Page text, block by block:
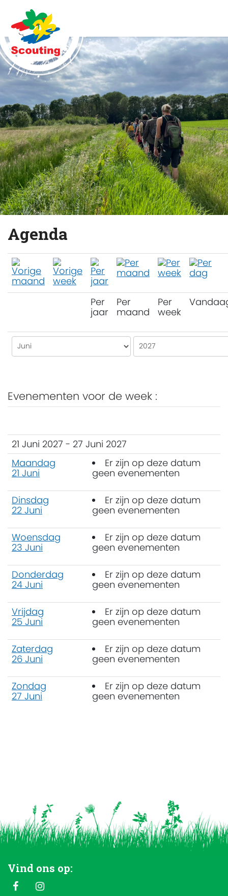
Agenda
Per
jaar
Per
maand
Per
week
Evenementen voor de week :
21 Juni 2027 - 27 Juni 2027
Maandag
21 Juni
Er zijn op deze datum
geen evenementen
Dinsdag
22 Juni
Er zijn op deze datum
geen evenementen
Woensdag
23 Juni
Er zijn op deze datum
geen evenementen
Donderdag
24 Juni
Er zijn op deze datum
geen evenementen
Vrijdag
25 Juni
Er zijn op deze datum
geen evenementen
Zaterdag
26 Juni
Er zijn op deze datum
geen evenementen
Zondag
27 Juni
Er zijn op deze datum
geen evenementen
Vind ons op: